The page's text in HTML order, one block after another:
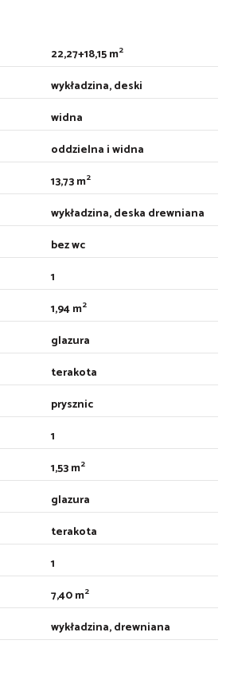
22,27+18,15 m2
wykładzina, deski
widna
oddzielna i widna
13,73 m2
wykładzina, deska drewniana
bez wc
1
1,94 m2
glazura
terakota
prysznic
1
1,53 m2
glazura
terakota
1
7,40 m2
wykładzina, drewniana